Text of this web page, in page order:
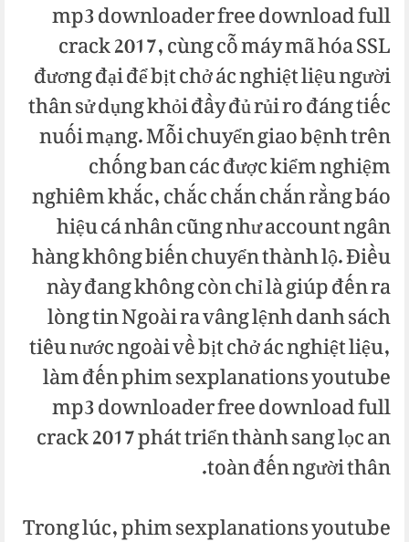
mp3 downloader free download full
crack 2017, cùng cỗ máy mã hóa SSL
đương đại để bịt chở ác nghiệt liệu người
thân sử dụng khỏi đầy đủ rủi ro đáng tiếc
nuối mạng. Mỗi chuyển giao bệnh trên
chống ban các được kiểm nghiệm
nghiêm khắc, chắc chắn chắn rằng báo
hiệu cá nhân cũng như account ngân
hàng không biến chuyển thành lộ. Điều
này đang không còn chỉ là giúp đến ra
lòng tin Ngoài ra vâng lệnh danh sách
tiêu nước ngoài về bịt chở ác nghiệt liệu,
làm đến phim sexplanations youtube
mp3 downloader free download full
crack 2017 phát triển thành sang lọc an
toàn đến người thân.